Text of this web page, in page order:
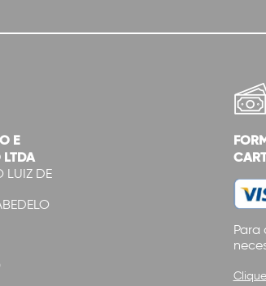
E
LUIZ DE
Para